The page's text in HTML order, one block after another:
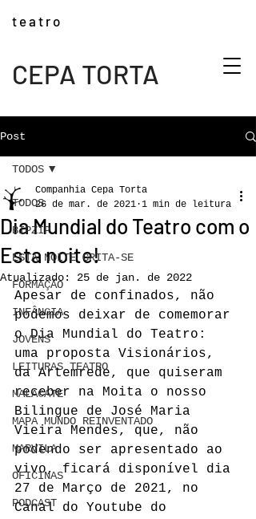
CEPA TORTA
t e a t r o
Post
TODOS
BIPZIP
ESTA NOITE GRITA-SE
FORMAÇÃO
INFÂNCIA
JOVENS
LEITURAS TEATRO
MALACATE
MAPA MUNDO REINVENTADO
MARVILA
OFICINAS
PODCAST
TODOS
Dia Mundial do Teatro com o
Esta noite!
Companhia Cepa Torta
26 de mar. de 2021 1 min de leitura
Atualizado: 25 de jan. de 2022
Apesar de confinados, não
podemos deixar de comemorar
o Dia Mundial do Teatro:
uma proposta Visionários,
da Artemrede, que quiseram
receber na Moita o nosso
Bilingue de José Maria
Vieira Mendes, que, não
podendo ser apresentado ao
vivo, ficará disponível dia
27 de Março de 2021, no
Canal do Youtube do